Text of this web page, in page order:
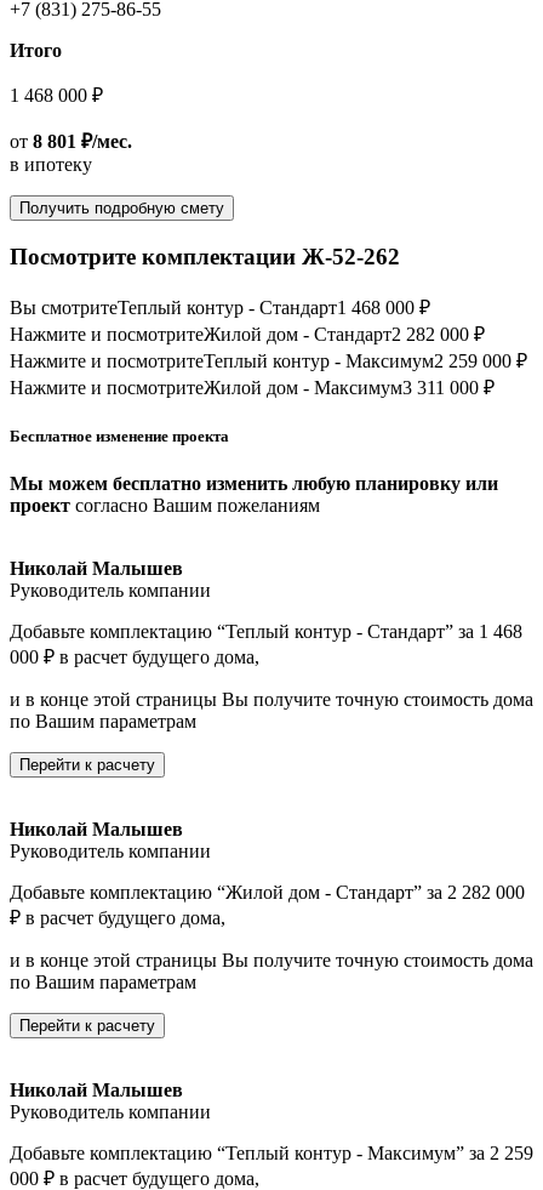
+7 (831) 275-86-55
Итого
1 468 000 ₽
от 8 801 ₽/мес.
в ипотеку
Получить подробную смету
Посмотрите комплектации Ж-52-262
Вы смотритеТеплый контур - Стандарт1 468 000 ₽
Нажмите и посмотритеЖилой дом - Стандарт2 282 000 ₽
Нажмите и посмотритеТеплый контур - Максимум2 259 000 ₽
Нажмите и посмотритеЖилой дом - Максимум3 311 000 ₽
Бесплатное изменение проекта
Мы можем бесплатно изменить любую планировку или
проект согласно Вашим пожеланиям
Николай Малышев
Руководитель компании
Добавьте комплектацию “Теплый контур - Стандарт” за 1 468
000 ₽ в расчет будущего дома,
и в конце этой страницы Вы получите точную стоимость дома
по Вашим параметрам
Перейти к расчету
Николай Малышев
Руководитель компании
Добавьте комплектацию “Жилой дом - Стандарт” за 2 282 000
₽ в расчет будущего дома,
и в конце этой страницы Вы получите точную стоимость дома
по Вашим параметрам
Перейти к расчету
Николай Малышев
Руководитель компании
Добавьте комплектацию “Теплый контур - Максимум” за 2 259
000 ₽ в расчет будущего дома,